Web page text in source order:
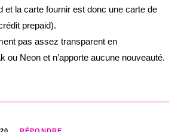
et la carte fournir est donc une carte de
prepaid).
pas assez transparent en
ou Neon et n’apporte aucune nouveauté.